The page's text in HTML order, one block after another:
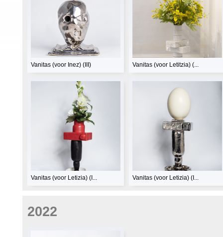
Vanitas (voor Inez) (III) Vanitas (voor Letitzia) (...
Vanitas (voor Letizia) (I... Vanitas (voor Letizia) (I...
2022